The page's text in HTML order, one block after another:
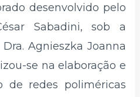
desenvolvido pelo
Sabadini, sob a
Agnieszka Joanna
se na elaboração e
de redes poliméricas